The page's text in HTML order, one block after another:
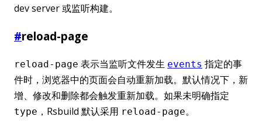
dev server 或监听构建。
#reload-page
reload-page 表示当监听文件发生 events 指定的事
件时，浏览器中的页面会自动重新加载。默认情况下，新
增、修改和删除都会触发重新加载。如果未明确指定
type ，Rsbuild 默认采用 reload-page。